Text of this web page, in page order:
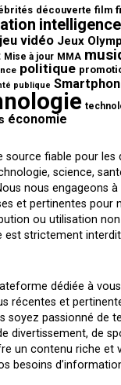
découverte film
jeu vidéo Jeux
Mise à jour MMA
politique
publique
économie
source fiable pour les
science,
nous engageons
et pertinentes pour
ou utilisation
est strictement
dédiée à
récentes et
soyez passionné de
divertissement, de
un contenu riche et
besoins